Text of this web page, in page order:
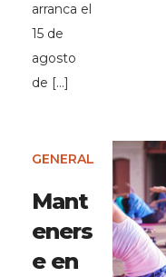
arranca el
15 de
agosto
de […]
GENERAL
Mant
eners
e en